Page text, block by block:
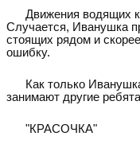
Движения водящих
Случается, Иванушка
стоящих рядом и
ошибку.
Как только
занимают другие
"КРАСОЧКА"